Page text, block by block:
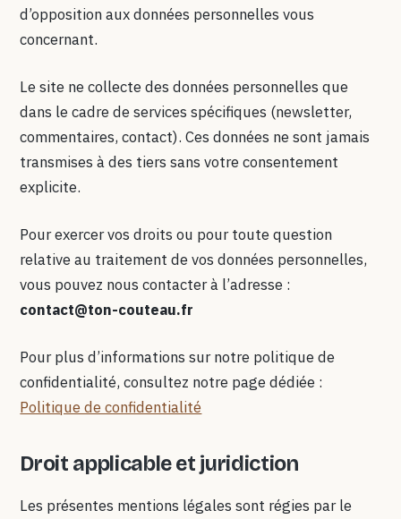
d’opposition aux données personnelles vous
concernant.
Le site ne collecte des données personnelles que
dans le cadre de services spécifiques (newsletter,
commentaires, contact). Ces données ne sont jamais
transmises à des tiers sans votre consentement
explicite.
Pour exercer vos droits ou pour toute question
relative au traitement de vos données personnelles,
vous pouvez nous contacter à l’adresse :
contact@ton-couteau.fr
Pour plus d’informations sur notre politique de
confidentialité, consultez notre page dédiée :
Politique de confidentialité
Droit applicable et juridiction
Les présentes mentions légales sont régies par le